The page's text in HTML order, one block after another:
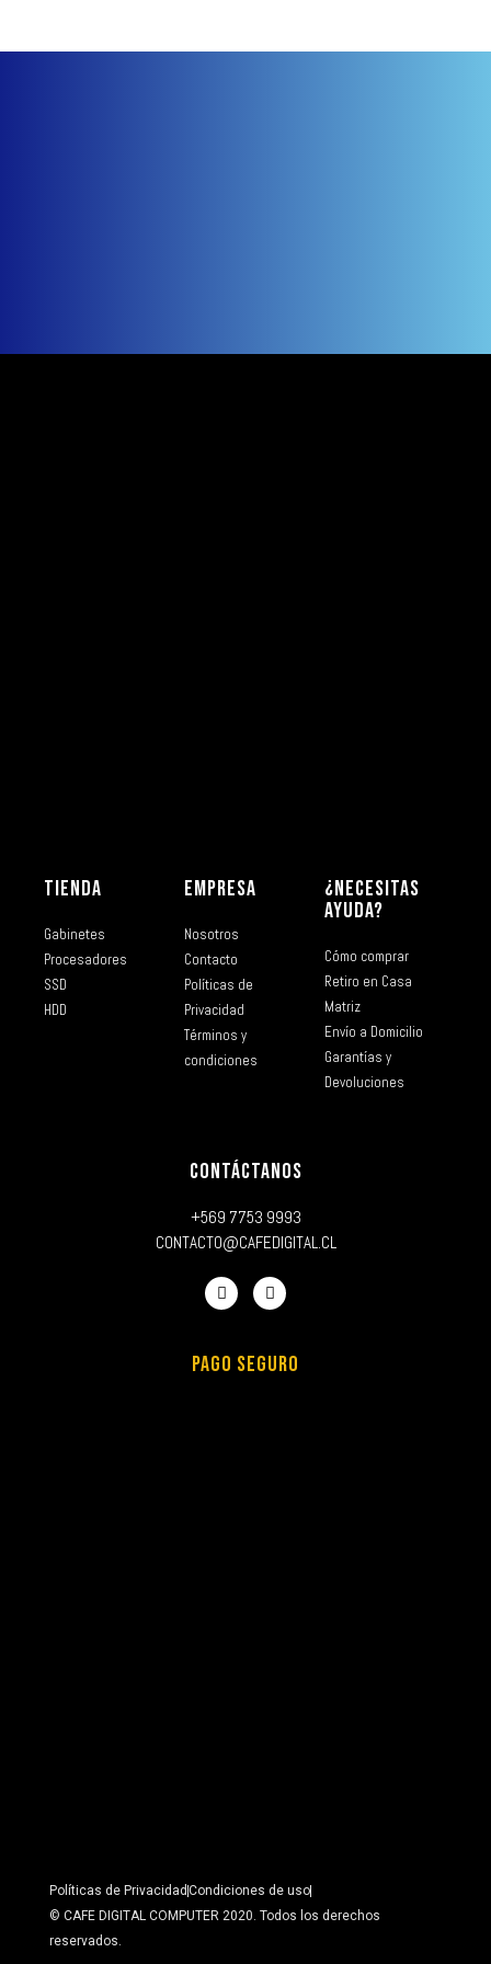
TIENDA
Gabinetes
Procesadores
SSD
HDD
EMPRESA
Nosotros
Contacto
Políticas de
Privacidad
Términos y
condiciones
¿NECESITAS
AYUDA?
Cómo comprar
Retiro en Casa
Matriz
Envío a Domicilio
Garantías y
Devoluciones
CONTÁCTANOS
+569 7753 9993
CONTACTO@CAFEDIGITAL.CL
PAGO SEGURO
Políticas de Privacidad Condiciones de uso
© CAFE DIGITAL COMPUTER 2020. Todos los derechos
reservados.